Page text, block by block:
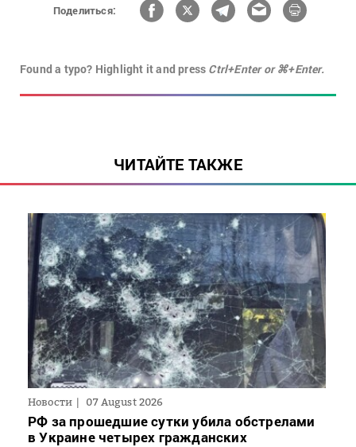
Поделиться:
Found a typo? Highlight it and press Ctrl+Enter or ⌘+Enter.
ЧИТАЙТЕ ТАКЖЕ
Новости 07 August 2026
РФ за прошедшие сутки убила обстрелами
в Украине четырех гражданских